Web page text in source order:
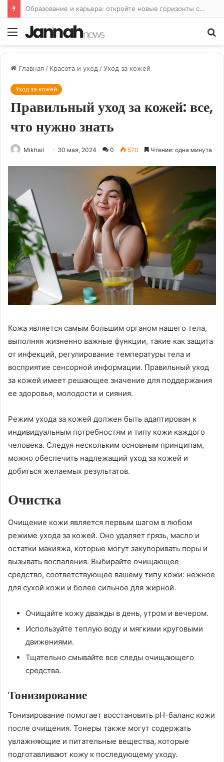
Интенсивные тренировки: путь к максимальной производительности
Меню
Главная / Красота и уход /Уход за кожей
Уход за кожей
Правильный уход за кожей: все,
что нужно знать
Mikhail 30 мая, 2024 0 570 Чтение: одна минута
Кожа является самым большим органом нашего тела,
выполняя жизненно важные функции, такие как защита
от инфекций, регулирование температуры тела и
восприятие сенсорной информации. Правильный уход
за кожей имеет решающее значение для поддержания
ее здоровья, молодости и сияния.
Режим ухода за кожей должен быть адаптирован к
индивидуальным потребностям и типу кожи каждого
человека. Следуя нескольким основным принципам,
можно обеспечить надлежащий уход за кожей и
добиться желаемых результатов.
Очистка
Очищение кожи является первым шагом в любом
режиме ухода за кожей. Оно удаляет грязь, масло и
остатки макияжа, которые могут закупоривать поры и
вызывать воспаления. Выбирайте очищающее
средство, соответствующее вашему типу кожи: нежное
для сухой кожи и более сильное для жирной.
Очищайте кожу дважды в день, утром и вечером.
Используйте теплую воду и мягкими круговыми
движениями.
Тщательно смывайте все следы очищающего
средства.
Тонизирование
Тонизирование помогает восстановить pH-баланс кожи
после очищения. Тонеры также могут содержать
увлажняющие и питательные вещества, которые
подготавливают кожу к последующему уходу.